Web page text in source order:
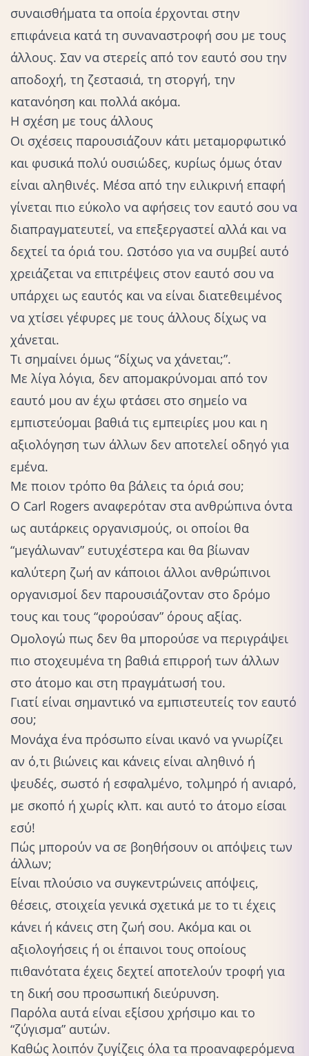
συναισθήματα τα οποία έρχονται στην
επιφάνεια κατά τη συναναστροφή σου με τους
άλλους. Σαν να στερείς από τον εαυτό σου την
αποδοχή, τη ζεστασιά, τη στοργή, την
κατανόηση και πολλά ακόμα.
Η σχέση με τους άλλους
Οι σχέσεις παρουσιάζουν κάτι μεταμορφωτικό
και φυσικά πολύ ουσιώδες, κυρίως όμως όταν
είναι αληθινές. Μέσα από την ειλικρινή επαφή
γίνεται πιο εύκολο να αφήσεις τον εαυτό σου να
διαπραγματευτεί, να επεξεργαστεί αλλά και να
δεχτεί τα όριά του. Ωστόσο για να συμβεί αυτό
χρειάζεται να επιτρέψεις στον εαυτό σου να
υπάρχει ως εαυτός και να είναι διατεθειμένος
να χτίσει γέφυρες με τους άλλους δίχως να
χάνεται.
Τι σημαίνει όμως “δίχως να χάνεται;”.
Με λίγα λόγια, δεν απομακρύνομαι από τον
εαυτό μου αν έχω φτάσει στο σημείο να
εμπιστεύομαι βαθιά τις εμπειρίες μου και η
αξιολόγηση των άλλων δεν αποτελεί οδηγό για
εμένα.
Με ποιον τρόπο θα βάλεις τα όριά σου;
Ο Carl Rogers αναφερόταν στα ανθρώπινα όντα
ως αυτάρκεις οργανισμούς, οι οποίοι θα
“μεγάλωναν” ευτυχέστερα και θα βίωναν
καλύτερη ζωή αν κάποιοι άλλοι ανθρώπινοι
οργανισμοί δεν παρουσιάζονταν στο δρόμο
τους και τους “φορούσαν” όρους αξίας.
Ομολογώ πως δεν θα μπορούσε να περιγράψει
πιο στοχευμένα τη βαθιά επιρροή των άλλων
στο άτομο και στη πραγμάτωσή του.
Γιατί είναι σημαντικό να εμπιστευτείς τον εαυτό
σου;
Μονάχα ένα πρόσωπο είναι ικανό να γνωρίζει
αν ό,τι βιώνεις και κάνεις είναι αληθινό ή
ψευδές, σωστό ή εσφαλμένο, τολμηρό ή ανιαρό,
με σκοπό ή χωρίς κλπ. και αυτό το άτομο είσαι
εσύ!
Πώς μπορούν να σε βοηθήσουν οι απόψεις των
άλλων;
Είναι πλούσιο να συγκεντρώνεις απόψεις,
θέσεις, στοιχεία γενικά σχετικά με το τι έχεις
κάνει ή κάνεις στη ζωή σου. Ακόμα και οι
αξιολογήσεις ή οι έπαινοι τους οποίους
πιθανότατα έχεις δεχτεί αποτελούν τροφή για
τη δική σου προσωπική διεύρυνση.
Παρόλα αυτά είναι εξίσου χρήσιμο και το
“ζύγισμα” αυτών.
Καθώς λοιπόν ζυγίζεις όλα τα προαναφερόμενα